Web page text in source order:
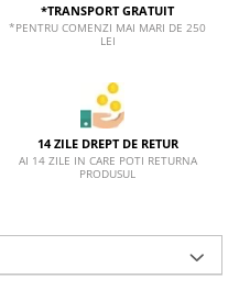
*TRANSPORT GRATUIT
*PENTRU COMENZI MAI MARI DE 250
LEI
14 ZILE DREPT DE RETUR
AI 14 ZILE IN CARE POTI RETURNA
PRODUSUL